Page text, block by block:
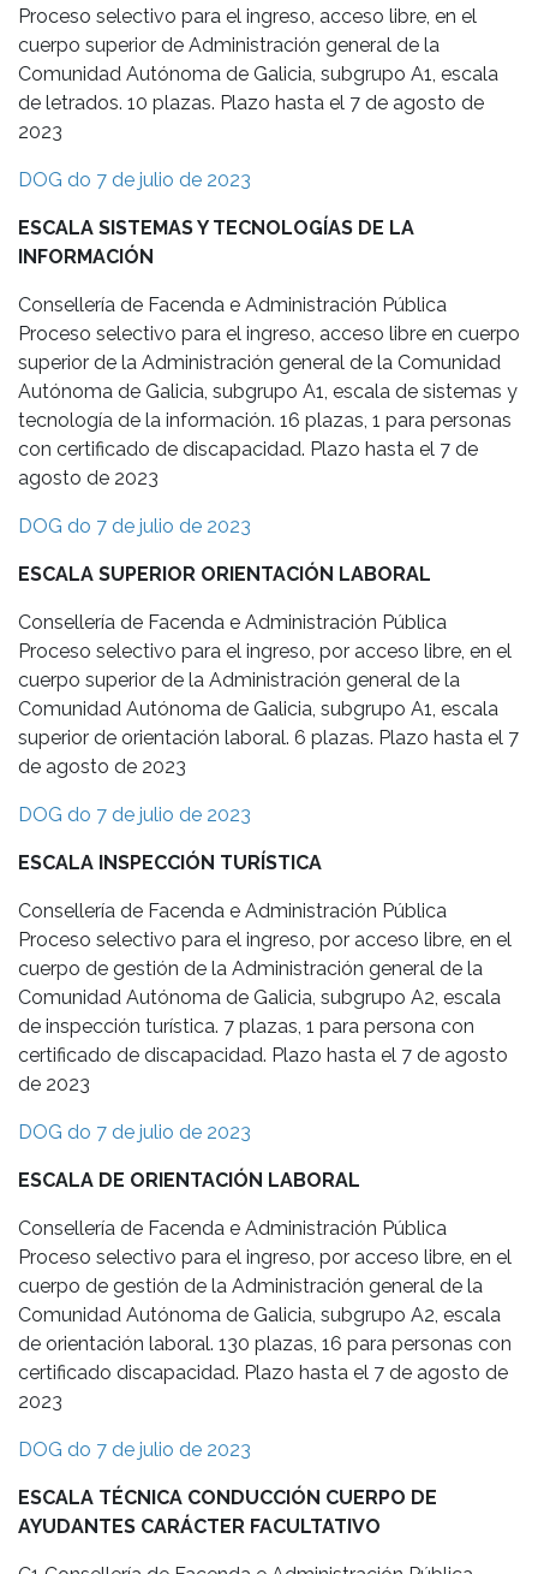
Proceso selectivo para el ingreso, acceso libre, en el
cuerpo superior de Administración general de la
Comunidad Autónoma de Galicia, subgrupo A1, escala
de letrados. 10 plazas. Plazo hasta el 7 de agosto de
2023
DOG do 7 de julio de 2023
ESCALA SISTEMAS Y TECNOLOGÍAS DE LA
INFORMACIÓN
Consellería de Facenda e Administración Pública
Proceso selectivo para el ingreso, acceso libre en cuerpo
superior de la Administración general de la Comunidad
Autónoma de Galicia, subgrupo A1, escala de sistemas y
tecnología de la información. 16 plazas, 1 para personas
con certificado de discapacidad. Plazo hasta el 7 de
agosto de 2023
DOG do 7 de julio de 2023
ESCALA SUPERIOR ORIENTACIÓN LABORAL
Consellería de Facenda e Administración Pública
Proceso selectivo para el ingreso, por acceso libre, en el
cuerpo superior de la Administración general de la
Comunidad Autónoma de Galicia, subgrupo A1, escala
superior de orientación laboral. 6 plazas. Plazo hasta el 7
de agosto de 2023
DOG do 7 de julio de 2023
ESCALA INSPECCIÓN TURÍSTICA
Consellería de Facenda e Administración Pública
Proceso selectivo para el ingreso, por acceso libre, en el
cuerpo de gestión de la Administración general de la
Comunidad Autónoma de Galicia, subgrupo A2, escala
de inspección turística. 7 plazas, 1 para persona con
certificado de discapacidad. Plazo hasta el 7 de agosto
de 2023
DOG do 7 de julio de 2023
ESCALA DE ORIENTACIÓN LABORAL
Consellería de Facenda e Administración Pública
Proceso selectivo para el ingreso, por acceso libre, en el
cuerpo de gestión de la Administración general de la
Comunidad Autónoma de Galicia, subgrupo A2, escala
de orientación laboral. 130 plazas, 16 para personas con
certificado discapacidad. Plazo hasta el 7 de agosto de
2023
DOG do 7 de julio de 2023
ESCALA TÉCNICA CONDUCCIÓN CUERPO DE
AYUDANTES CARÁCTER FACULTATIVO